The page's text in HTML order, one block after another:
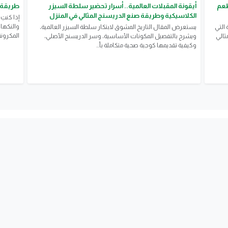
أيقونة المقبلات العالمية.. أسرار تحضير سلطة السيزر
الكلاسيكية وطريقة صنع الدريسنج المثالي في المنزل
يستعرض المقال التاريخ المشوق لابتكار سلطة السيزر العالمية،
ويشرح بالتفصيل المكونات الأساسية، وسر الدريسنج الأصلي،
وكيفية تقديمها كوجبة صحية متكاملة بأ...
إذا